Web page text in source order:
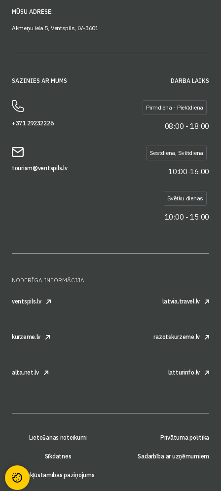
MŪSU ADRESE:
Akmeņu iela 5, Ventspils, LV-3601
SAZINIES AR MUMS
+371 29232226
tourism@ventspils.lv
DARBA LAIKS
Pirmdiena - Piektdiena
08:00 - 18:00
Sestdiena, Svētdiena
10:00-16:00
Svētku dienas
10:00 - 15:00
NODERĪGA INFORMĀCIJA
ventspils.lv latvia.travel.lv
kurzeme.lv razotskurzeme.lv
alta.net.lv latturinfo.lv
Lietošanas noteikumi Privātuma politika
Sīkdatnes Sadarbība ar uzņēmumiem
Piekļūstamības paziņojums